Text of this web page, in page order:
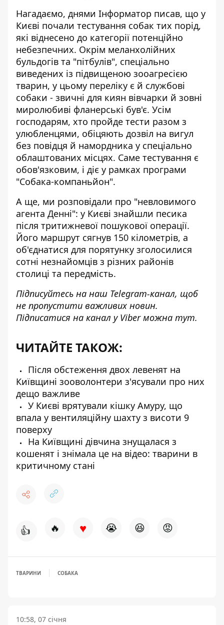
Нагадаємо, днями Інформатор писав, що у
Києві почали тестування собак тих порід,
які віднесено до категорії потенційно
небезпечних. Окрім меланхолійних
бульдогів та "пітбулів", спеціально
виведених із підвищеною зооагресією
тварин, у цьому переліку є й службові
собаки - звичні для киян вівчарки й зовні
миролюбиві фланерські був'є. Усім
господарям, хто пройде тести разом з
улюбленцями, обіцяють дозвіл на вигул
без повідця й намордника у спеціально
облаштованих місцях. Саме тестування є
обов'язковим, і діє у рамках програми
"Собака-компаньйон".
А ще, ми розповідали про "невловимого
агента Денні": у Києві знайшли песика
після тритижневої пошукової операції.
Його маршрут сягнув 150 кілометрів, а
об'єднатися для порятунку зголосилися
сотні незнайомців з різних районів
столиці та передмість.
Підписуйтесь на наш Telegram-канал, щоб
не пропустити важливих новин.
Підписатися на канал у Viber можна тут.
ЧИТАЙТЕ ТАКОЖ:
Після обстеження двох левенят на
Київщині зооволонтери з'ясували про них
дещо важливе
У Києві врятували кішку Амуру, що
впала у вентиляційну шахту з висоти 9
поверху
На Київщині дівчина знущалася з
кошенят і знімала це на відео: тварини в
критичному стані
👍 🔥 ♥ 😭 😆 😡
ТВАРИНИ СОБАКА
10:58, 07 січня